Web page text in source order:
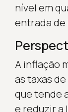
nível em
entrada
A inflação
as taxas
que tende
e reduzir a